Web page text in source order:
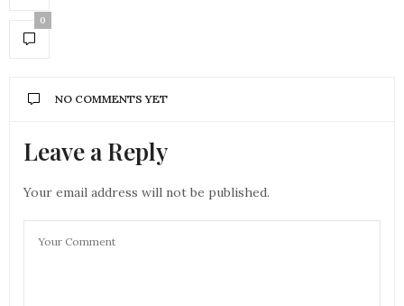
0
NO COMMENTS YET
Leave a Reply
Your email address will not be published.